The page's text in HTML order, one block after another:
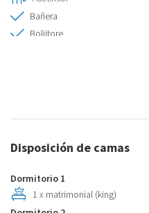
Bañera
Boliitore
Internet Wireless
King Size Bed
Lavador
Lavavajillas
Maquina de cafe
Disposición de camas
Dormitorio 1
1 x matrimonial (king)